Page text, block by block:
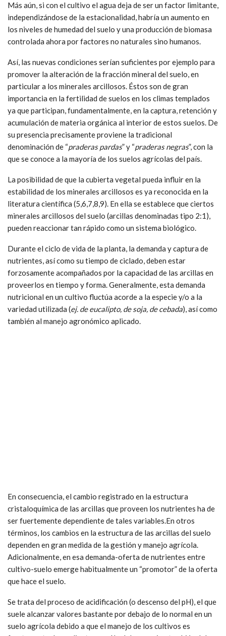
Más aún, si con el cultivo el agua deja de ser un factor limitante,
independizándose de la estacionalidad, habría un aumento en
los niveles de humedad del suelo y una producción de biomasa
controlada ahora por factores no naturales sino humanos.
Así, las nuevas condiciones serían suficientes por ejemplo para
promover la alteración de la fracción mineral del suelo, en
particular a los minerales arcillosos. Éstos son de gran
importancia en la fertilidad de suelos en los climas templados
ya que participan, fundamentalmente, en la captura, retención y
acumulación de materia orgánica al interior de estos suelos. De
su presencia precisamente proviene la tradicional
denominación de “praderas pardas” y “praderas negras”, con la
que se conoce a la mayoría de los suelos agrícolas del país.
La posibilidad de que la cubierta vegetal pueda influir en la
estabilidad de los minerales arcillosos es ya reconocida en la
literatura científica (5,6,7,8,9). En ella se establece que ciertos
minerales arcillosos del suelo (arcillas denominadas tipo 2:1),
pueden reaccionar tan rápido como un sistema biológico.
Durante el ciclo de vida de la planta, la demanda y captura de
nutrientes, así como su tiempo de ciclado, deben estar
forzosamente acompañados por la capacidad de las arcillas en
proveerlos en tiempo y forma. Generalmente, esta demanda
nutricional en un cultivo fluctúa acorde a la especie y/o a la
variedad utilizada (ej. de eucalipto, de soja, de cebada), así como
también al manejo agronómico aplicado.
En consecuencia, el cambio registrado en la estructura
cristaloquímica de las arcillas que proveen los nutrientes ha de
ser fuertemente dependiente de tales variables.En otros
términos, los cambios en la estructura de las arcillas del suelo
dependen en gran medida de la gestión y manejo agrícola.
Adicionalmente, en esa demanda-oferta de nutrientes entre
cultivo-suelo emerge habitualmente un “promotor” de la oferta
que hace el suelo.
Se trata del proceso de acidificación (o descenso del pH), el que
suele alcanzar valores bastante por debajo de lo normal en un
suelo agrícola debido a que el manejo de los cultivos es